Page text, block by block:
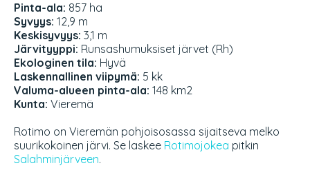
Pinta-ala: 857 ha
Syvyys: 12,9 m
Keskisyvyys: 3,1 m
Järvityyppi: Runsashumuksiset järvet (Rh)
Ekologinen tila: Hyvä
Laskennallinen viipymä: 5 kk
Valuma-alueen pinta-ala: 148 km2
Kunta: Vieremä
Rotimo on Vieremän pohjoisosassa sijaitseva melko
suurikokoinen järvi. Se laskee Rotimojokea pitkin
Salahminjärveen.